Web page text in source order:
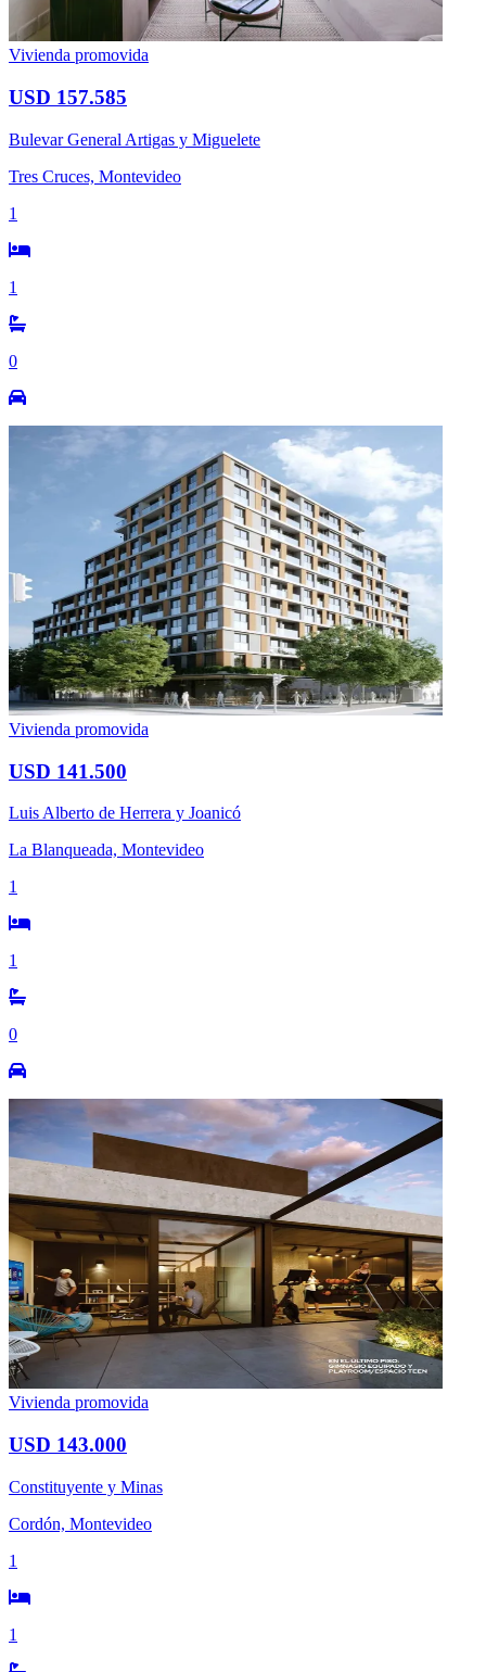
Vivienda promovida
USD 157.585
Bulevar General Artigas y Miguelete
Tres Cruces, Montevideo
1
1
0
Vivienda promovida
USD 141.500
Luis Alberto de Herrera y Joanicó
La Blanqueada, Montevideo
1
1
0
Vivienda promovida
USD 143.000
Constituyente y Minas
Cordón, Montevideo
1
1